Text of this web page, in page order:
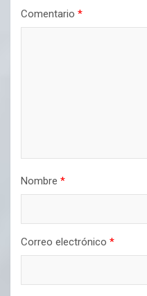
Comentario *
Nombre *
Correo electrónico *